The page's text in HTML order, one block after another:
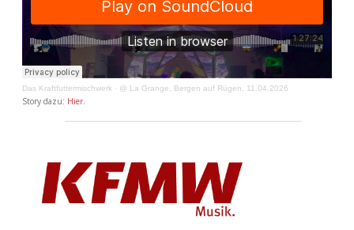
Das Kraftfuttermischwerk · @ La Grange, Bergen auf Rügen, 11.04.2026
Story dazu: Hier